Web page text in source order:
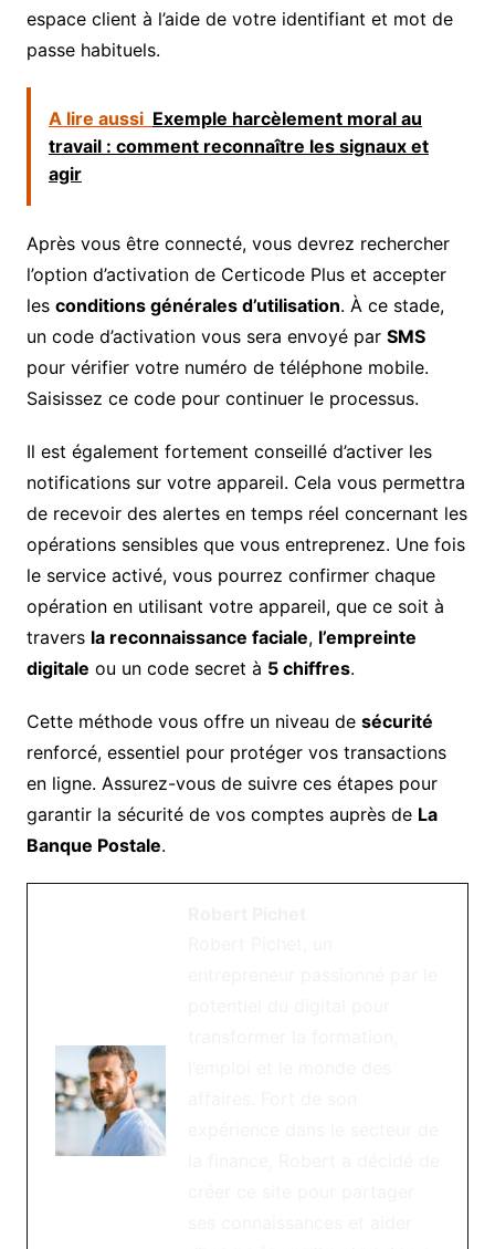
espace client à l’aide de votre identifiant et mot de
passe habituels.
A lire aussi Exemple harcèlement moral au
travail : comment reconnaître les signaux et
agir
Après vous être connecté, vous devrez rechercher
l’option d’activation de Certicode Plus et accepter
les conditions générales d’utilisation. À ce stade,
un code d’activation vous sera envoyé par SMS
pour vérifier votre numéro de téléphone mobile.
Saisissez ce code pour continuer le processus.
Il est également fortement conseillé d’activer les
notifications sur votre appareil. Cela vous permettra
de recevoir des alertes en temps réel concernant les
opérations sensibles que vous entreprenez. Une fois
le service activé, vous pourrez confirmer chaque
opération en utilisant votre appareil, que ce soit à
travers la reconnaissance faciale, l’empreinte
digitale ou un code secret à 5 chiffres.
Cette méthode vous offre un niveau de sécurité
renforcé, essentiel pour protéger vos transactions
en ligne. Assurez-vous de suivre ces étapes pour
garantir la sécurité de vos comptes auprès de La
Banque Postale.